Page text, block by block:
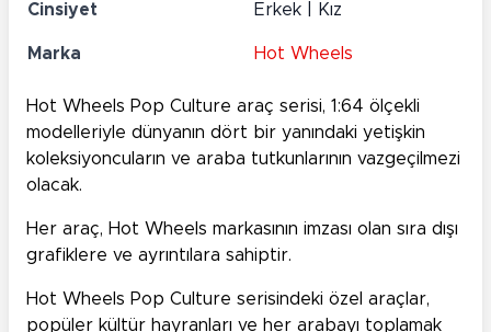
Cinsiyet Erkek | Kız
Marka Hot Wheels
Hot Wheels Pop Culture araç serisi, 1:64 ölçekli
modelleriyle dünyanın dört bir yanındaki yetişkin
koleksiyoncuların ve araba tutkunlarının vazgeçilmezi
olacak.
Her araç, Hot Wheels markasının imzası olan sıra dışı
grafiklere ve ayrıntılara sahiptir.
Hot Wheels Pop Culture serisindeki özel araçlar,
popüler kültür hayranları ve her arabayı toplamak